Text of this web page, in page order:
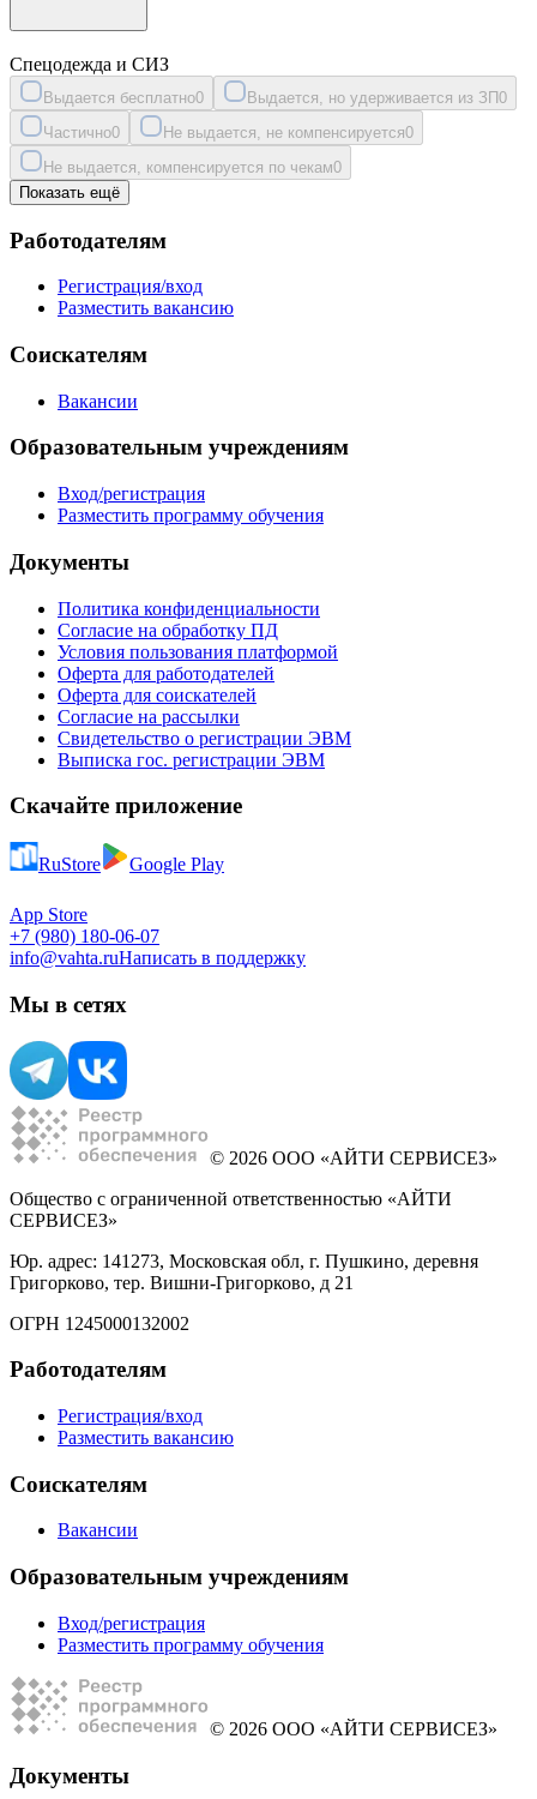
Спецодежда и СИЗ
Выдается бесплатно0 Выдается, но удерживается из ЗП0
Частично0 Не выдается, не компенсируется0
Не выдается, компенсируется по чекам0
Показать ещё
Работодателям
Регистрация/вход
Разместить вакансию
Соискателям
Вакансии
Образовательным учреждениям
Вход/регистрация
Разместить программу обучения
Документы
Политика конфиденциальности
Согласие на обработку ПД
Условия пользования платформой
Оферта для работодателей
Оферта для соискателей
Согласие на рассылки
Свидетельство о регистрации ЭВМ
Выписка гос. регистрации ЭВМ
Скачайте приложение
RuStore Google Play
App Store
+7 (980) 180-06-07
info@vahta.ruНаписать в поддержку
Мы в сетях
© 2026 ООО «АЙТИ СЕРВИСЕЗ»
Общество с ограниченной ответственностью «АЙТИ
СЕРВИСЕЗ»
Юр. адрес: 141273, Московская обл, г. Пушкино, деревня
Григорково, тер. Вишни-Григорково, д 21
ОГРН 1245000132002
Работодателям
Регистрация/вход
Разместить вакансию
Соискателям
Вакансии
Образовательным учреждениям
Вход/регистрация
Разместить программу обучения
© 2026 ООО «АЙТИ СЕРВИСЕЗ»
Документы